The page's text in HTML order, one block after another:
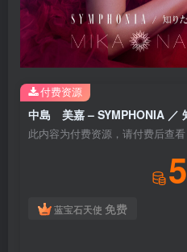
此内容为付费资源，请付费后查看
5
蓝宝石天使 免费
付费资源